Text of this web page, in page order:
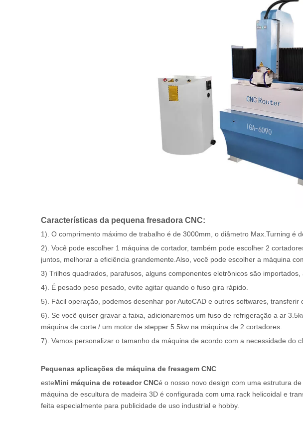
Características da pequena fresadora CNC:
1). O comprimento máximo de trabalho é de 3000mm, o diâmetro Max.Turning é
2). Você pode escolher 1 máquina de cortador, também pode escolher 2
juntos, melhorar a eficiência grandemente.Also, você pode escolher a máquina
3) Trilhos quadrados, parafusos, alguns componentes eletrônicos são importados,
4). É pesado peso pesado, evite agitar quando o fuso gira rápido.
5). Fácil operação, podemos desenhar por AutoCAD e outros softwares, transferir
6). Se você quiser gravar a faixa, adicionaremos um fuso de refrigeração a ar
máquina de corte / um motor de stepper 5.5kw na máquina de 2 cortadores.
7). Vamos personalizar o tamanho da máquina de acordo com a necessidade do
Pequenas aplicações de máquina de fresagem CNC
esteMini máquina de roteador CNCé o nosso novo design com uma estrutura
máquina de escultura de madeira 3D é configurada com uma rack helicoidal e
feita especialmente para publicidade de uso industrial e hobby.